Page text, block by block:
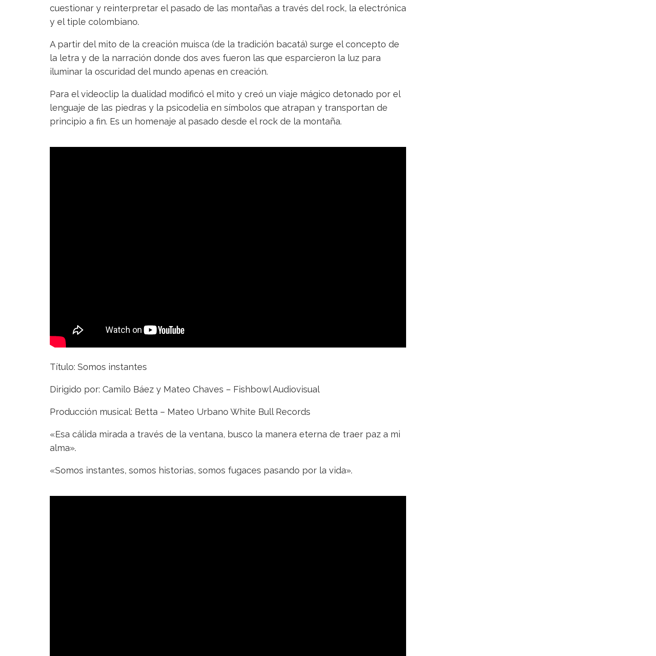
cuestionar y reinterpretar el pasado de las montañas a través del rock, la electrónica
y el tiple colombiano.
A partir del mito de la creación muisca (de la tradición bacatá) surge el concepto de
la letra y de la narración donde dos aves fueron las que esparcieron la luz para
iluminar la oscuridad del mundo apenas en creación.
Para el videoclip la dualidad modificó el mito y creó un viaje mágico detonado por el
lenguaje de las piedras y la psicodelia en símbolos que atrapan y transportan de
principio a fin. Es un homenaje al pasado desde el rock de la montaña.
Betta
Título: Somos instantes
Dirigido por: Camilo Báez y Mateo Chaves – Fishbowl Audiovisual
Producción musical: Betta – Mateo Urbano White Bull Records
«Esa cálida mirada a través de la ventana, busco la manera eterna de traer paz a mi
alma».
«Somos instantes, somos historias, somos fugaces pasando por la vida».